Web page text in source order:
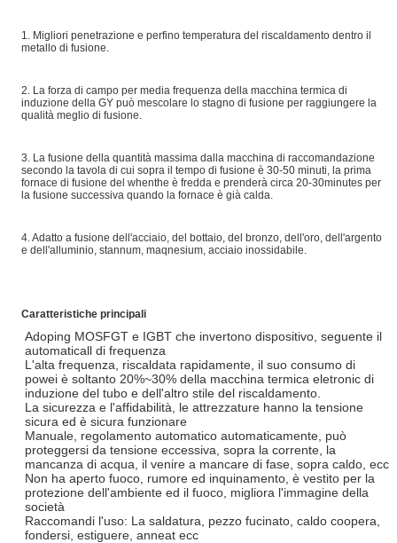
1. Migliori penetrazione e perfino temperatura del riscaldamento dentro il
metallo di fusione.
2. La forza di campo per media frequenza della macchina termica di
induzione della GY può mescolare lo stagno di fusione per raggiungere la
qualità meglio di fusione.
3. La fusione della quantità massima dalla macchina di raccomandazione
secondo la tavola di cui sopra il tempo di fusione è 30-50 minuti, la prima
fornace di fusione del whenthe è fredda e prenderà circa 20-30minutes per
la fusione successiva quando la fornace è già calda.
4. Adatto a fusione dell'acciaio, del bottaio, del bronzo, dell'oro, dell'argento
e dell'alluminio, stannum, maqnesium, acciaio inossidabile.
Caratteristiche principali
Adoping MOSFGT e IGBT che invertono dispositivo, seguente il
automaticall di frequenza
L'alta frequenza, riscaldata rapidamente, il suo consumo di
powei è soltanto 20%~30% della macchina termica eletronic di
induzione del tubo e dell'altro stile del riscaldamento.
La sicurezza e l'affidabilità, le attrezzature hanno la tensione
sicura ed è sicura funzionare
Manuale, regolamento automatico automaticamente, può
proteggersi da tensione eccessiva, sopra la corrente, la
mancanza di acqua, il venire a mancare di fase, sopra caldo, ecc
Non ha aperto fuoco, rumore ed inquinamento, è vestito per la
protezione dell'ambiente ed il fuoco, migliora l'immagine della
società
Raccomandi l'uso: La saldatura, pezzo fucinato, caldo coopera,
fondersi, estiguere, anneat ecc